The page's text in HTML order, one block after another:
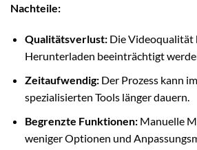
Nachteile:
Qualitätsverlust:Die Videoqualität
Herunterladen beeinträchtigt
Zeitaufwendig:Der Prozess kann
spezialisierten Tools länger dauern.
Begrenzte Funktionen:Manuelle
weniger Optionen und